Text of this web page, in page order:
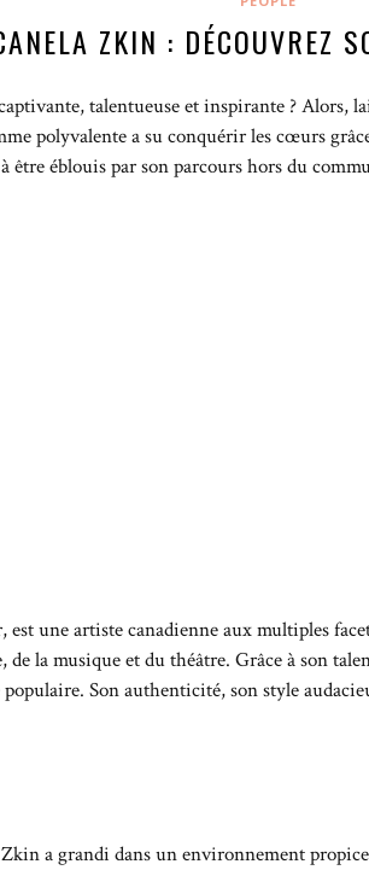
ZKIN : DÉCOUVREZ
talentueuse et inspirante ? Alors,
polyvalente a su conquérir les cœurs
éblouis par son parcours hors du
une artiste canadienne aux multiples
de la musique et du théâtre. Grâce à son
Son authenticité, son style
a grandi dans un environnement